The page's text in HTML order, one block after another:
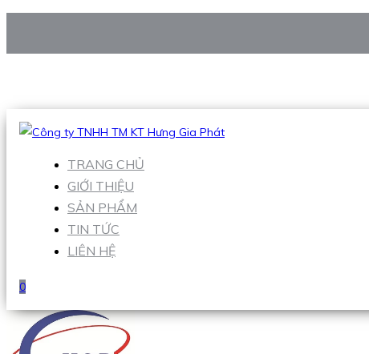
Hotline:0938 906 663
TRANG CHỦ
GIỚI THIỆU
SẢN PHẨM
TIN TỨC
LIÊN HỆ
0